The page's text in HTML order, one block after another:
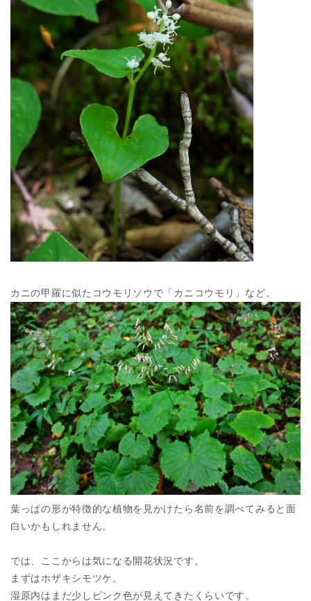
カニの甲羅に似たコウモリソウで「カニコウモリ」など。
葉っぱの形が特徴的な植物を見かけたら名前を調べてみると面
白いかもしれません。
では、ここからは気になる開花状況です。
まずはホザキシモツケ。
湿原内はまだ少しピンク色が見えてきたくらいです。